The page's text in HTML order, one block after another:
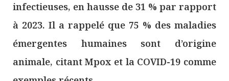
infectieuses, en hausse de 31 % par rapport
à 2023. Il a rappelé que 75 % des maladies
émergentes humaines sont d’origine
animale, citant Mpox et la COVID-19 comme